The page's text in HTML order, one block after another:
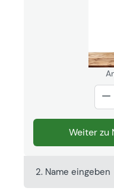
Weiter zu
2. Name eingeben